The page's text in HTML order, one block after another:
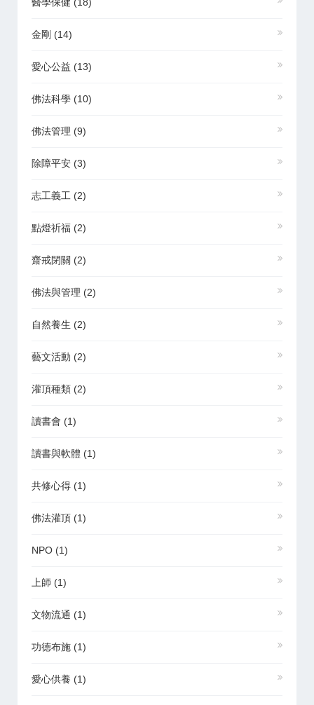
金剛 (14)
愛心公益 (13)
佛法科學 (10)
佛法管理 (9)
除障平安 (3)
志工義工 (2)
點燈祈福 (2)
齋戒閉關 (2)
佛法與管理 (2)
自然養生 (2)
藝文活動 (2)
灌頂種類 (2)
讀書會 (1)
讀書與軟體 (1)
共修心得 (1)
佛法灌頂 (1)
NPO (1)
上師 (1)
文物流通 (1)
功德布施 (1)
愛心供養 (1)